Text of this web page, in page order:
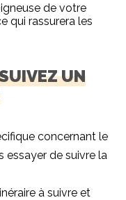
de votre
qui rassurera les
UN
concernant le
essayer de suivre la
à suivre et